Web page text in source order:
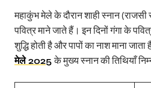
महाकुंभ मेले के दौरान शाही स्नान
पवित्र माने जाते हैं। इन दिनों गंगा के
शुद्धि होती है और पापों का नाश माना
मेले 2025 के मुख्य स्नान की तिथियाँ